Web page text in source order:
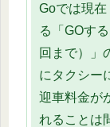
Goでは現在
る「GOす
回まで）」
にタクシー
迎車料金が
れることは